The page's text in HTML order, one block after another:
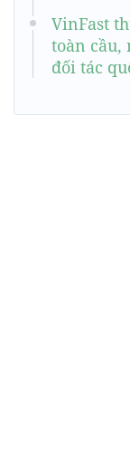
VinFast
toàn cầu,
đối tác